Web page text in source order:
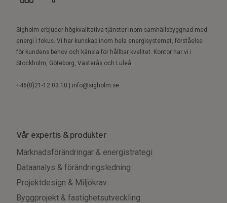
Sigholm erbjuder högkvalitativa tjänster inom samhällsbyggnad med
energi i fokus. Vi har kunskap inom hela energisystemet, förståelse
för kundens behov och känsla för hållbar kvalitet. Kontor har vi i
Stockholm, Göteborg, Västerås och Luleå.
+46(0)21-12 03 10 | info@sigholm.se
Vår expertis & produkter
Marknadsförändringar & energistrategi
Dataanalys & förändringsledning
Projektdesign & Miljökrav
Byggprojekt & fastighetsutveckling